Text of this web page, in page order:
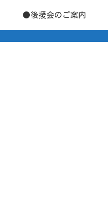
●後援会のご案内